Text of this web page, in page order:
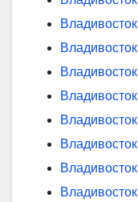
Владивосток
Владивосток
Владивосток
Владивосток
Владивосток
Владивосток
Владивосток
Владивосток